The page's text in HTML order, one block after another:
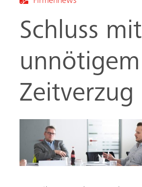
Schluss mit
unnötigem
Zeitverzug